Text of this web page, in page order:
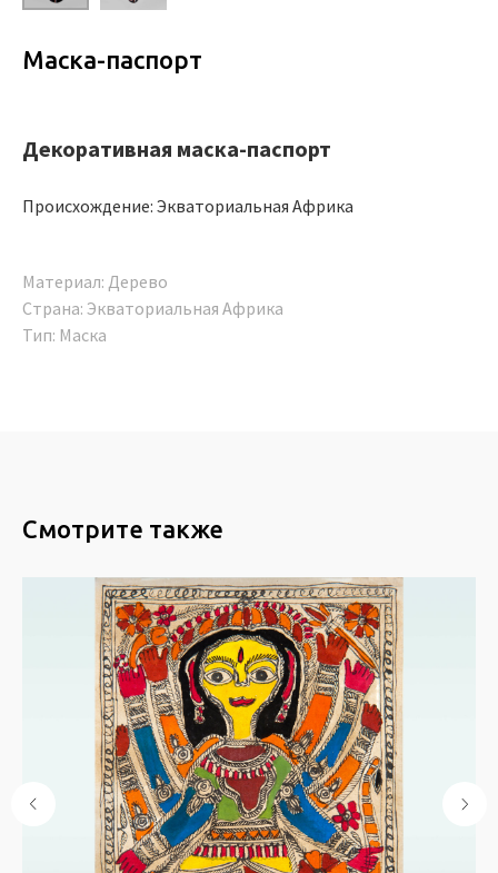
Маска-паспорт
Декоративная маска-паспорт
Происхождение: Экваториальная Африка
Материал: Дерево
Страна: Экваториальная Африка
Тип: Маска
Смотрите также